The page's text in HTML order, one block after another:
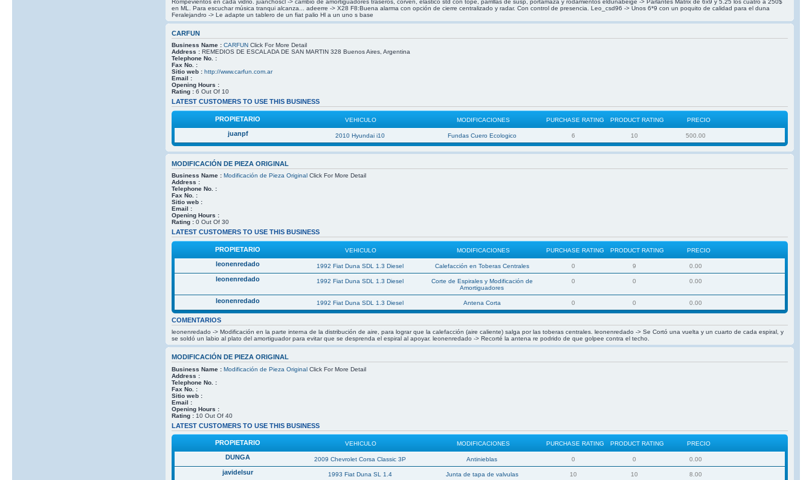
en ML. Para escuchar música tranqui alcanza... adeerre -> X28 F8:Buena alarma con opción de cierre centralizado y radar. Con control de presencia. Leo_csd96 -> Unos 6*9 con un poquito de calidad para el duna
Feralejandro -> Le adapte un tablero de un fiat palio Hl a un uno s base
CARFUN
Business Name : CARFUNClick For More Detail
Address : REMEDIOS DE ESCALADA DE SAN MARTIN 328 Buenos Aires, Argentina
Telephone No. :
Fax No. :
Sitio web : http://www.carfun.com.ar
Email :
Opening Hours :
Rating : 6 Out Of 10
LATEST CUSTOMERS TO USE THIS BUSINESS
PROPIETARIO VEHICULO MODIFICACIONES PURCHASE RATING PRODUCT RATING PRECIO
juanpf 2010 Hyundai i10 Fundas Cuero Ecologico 6 10 500.00
MODIFICACIÓN DE PIEZA ORIGINAL
Business Name : Modificación de Pieza OriginalClick For More Detail
Address :
Telephone No. :
Fax No. :
Sitio web :
Email :
Opening Hours :
Rating : 0 Out Of 30
LATEST CUSTOMERS TO USE THIS BUSINESS
PROPIETARIO VEHICULO MODIFICACIONES PURCHASE RATING PRODUCT RATING PRECIO
leonenredado 1992 Fiat Duna SDL 1.3 Diesel Calefacción en Toberas Centrales 0 9 0.00
leonenredado 1992 Fiat Duna SDL 1.3 Diesel
Corte de Espirales y Modificación de
Amortiguadores
0 0 0.00
leonenredado 1992 Fiat Duna SDL 1.3 Diesel Antena Corta 0 0 0.00
COMENTARIOS
leonenredado -> Modificación en la parte interna de la distribución de aire, para lograr que la calefacción (aire caliente) salga por las toberas centrales. leonenredado -> Se Cortó una vuelta y un cuarto de cada espiral, y
se soldó un labio al plato del amortiguador para evitar que se desprenda el espiral al apoyar. leonenredado -> Recorté la antena re podrido de que golpee contra el techo.
MODIFICACIÓN DE PIEZA ORIGINAL
Business Name : Modificación de Pieza OriginalClick For More Detail
Address :
Telephone No. :
Fax No. :
Sitio web :
Email :
Opening Hours :
Rating : 10 Out Of 40
LATEST CUSTOMERS TO USE THIS BUSINESS
PROPIETARIO VEHICULO MODIFICACIONES PURCHASE RATING PRODUCT RATING PRECIO
DUNGA 2009 Chevrolet Corsa Classic 3P Antinieblas 0 0 0.00
javidelsur 1993 Fiat Duna SL 1.4 Junta de tapa de valvulas 10 10 8.00